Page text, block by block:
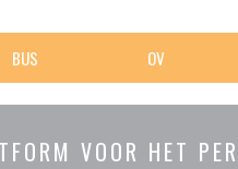
BUS OV
VOOR HET